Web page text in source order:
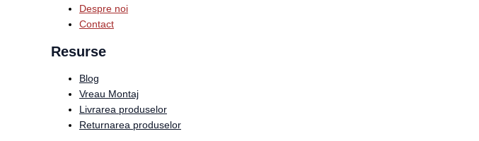
Despre noi
Contact
Resurse
Blog
Vreau Montaj
Livrarea produselor
Returnarea produselor